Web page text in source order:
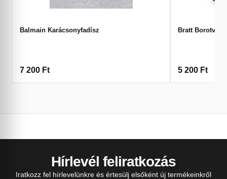
Balmain Karácsonyfadísz
7 200 Ft
Bratt Borotva
5 200 Ft
Hírlevél feliratkozás
Iratkozz fel hírlevelünkre és értesülj elsőként új termékeinkről